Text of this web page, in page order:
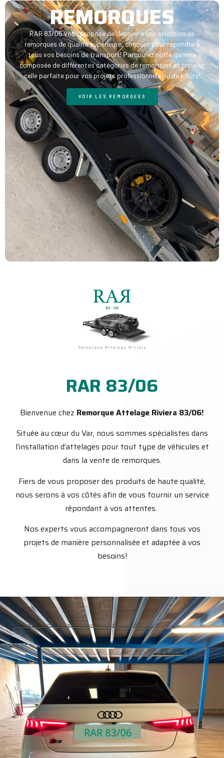
REMORQUES
RAR 83/06 vous propose de découvrir une sélection de
remorques de qualité supérieure, conçues pour répondre à
tous vos besoins de transport!Parcourez notre gamme
composée de différentes catégories de remorques et trouvez
celle parfaite pour vos projets professionnels ou de loisirs!
VOIR LES REMORQUES
RAR 83/06
Bienvenue chez Remorque Attelage Riviera 83/06!
Située au cœur du Var, nous sommes spécialistes dans
l’installation d’attelages pour tout type de véhicules et
dans la vente de remorques.
Fiers de vous proposer des produits de haute qualité,
nous serons à vos côtés afin de vous fournir un service
répondant à vos attentes.
Nos experts vous accompagneront dans tous vos
projets de manière personnalisée et adaptée à vos
besoins!